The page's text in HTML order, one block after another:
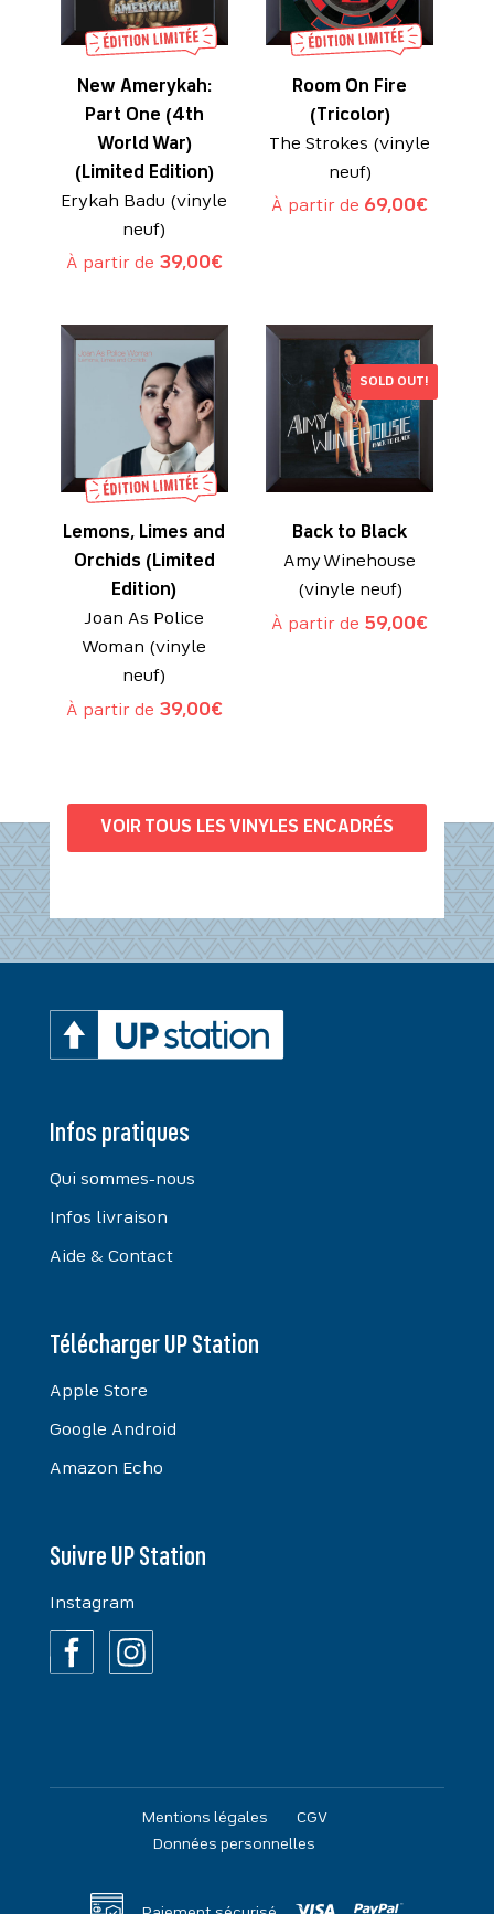
New Amerykah:
Part One (4th
World War)
(Limited Edition)
Erykah Badu (vinyle
neuf)
À partir de 39,00€
Room On Fire
(Tricolor)
The Strokes (vinyle
neuf)
À partir de 69,00€
Lemons, Limes and
Orchids (Limited
Edition)
Joan As Police
Woman (vinyle
neuf)
À partir de 39,00€
SOLD OUT!
Back to Black
Amy Winehouse
(vinyle neuf)
À partir de 59,00€
VOIR TOUS LES VINYLES ENCADRÉS
Infos pratiques
Qui sommes-nous
Infos livraison
Aide & Contact
Télécharger UP Station
Apple Store
Google Android
Amazon Echo
Suivre UP Station
Instagram
Mentions légales
CGV
Données personnelles